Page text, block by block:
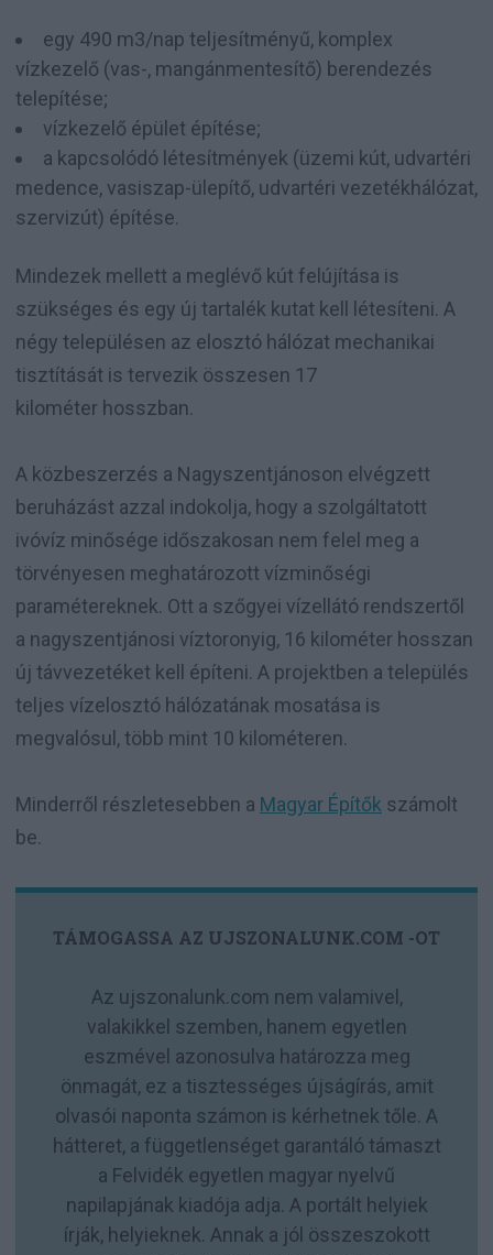
egy 490 m3/nap teljesítményű, komplex
vízkezelő (vas-, mangánmentesítő) berendezés
telepítése;
vízkezelő épület építése;
a kapcsolódó létesítmények (üzemi kút, udvartéri
medence, vasiszap-ülepítő, udvartéri vezetékhálózat,
szervizút) építése.
Mindezek mellett a meglévő kút felújítása is
szükséges és egy új tartalék kutat kell létesíteni. A
négy településen az elosztó hálózat mechanikai
tisztítását is tervezik összesen 17
kilométer hosszban.
A közbeszerzés a Nagyszentjánoson elvégzett
beruházást azzal indokolja, hogy a szolgáltatott
ivóvíz minősége időszakosan nem felel meg a
törvényesen meghatározott vízminőségi
paramétereknek. Ott a szőgyei vízellátó rendszertől
a nagyszentjánosi víztoronyig, 16 kilométer hosszan
új távvezetéket kell építeni. A projektben a település
teljes vízelosztó hálózatának mosatása is
megvalósul, több mint 10 kilométeren.
Minderről részletesebben a Magyar Építők számolt
be.
TÁMOGASSA AZ UJSZONALUNK.COM -OT
Az ujszonalunk.com nem valamivel,
valakikkel szemben, hanem egyetlen
eszmével azonosulva határozza meg
önmagát, ez a tisztességes újságírás, amit
olvasói naponta számon is kérhetnek tőle. A
hátteret, a függetlenséget garantáló támaszt
a Felvidék egyetlen magyar nyelvű
napilapjának kiadója adja. A portált helyiek
írják, helyieknek. Annak a jól összeszokott